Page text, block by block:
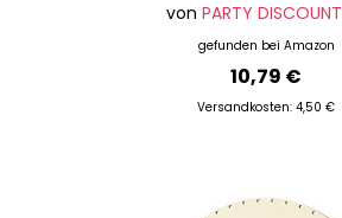
von PARTY DISCOUNT
gefunden bei Amazon
10,79 €
Versandkosten: 4,50 €